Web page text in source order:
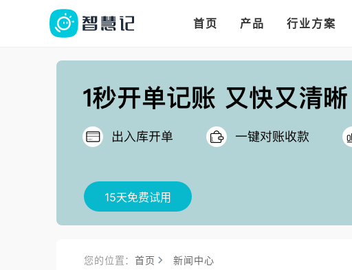
首页 产品
多语言、多币种、多汇率。
行业方案
多店多仓统管，调拨更高效 把你的店铺
15天免费试用
您的位置：首页 新闻中心